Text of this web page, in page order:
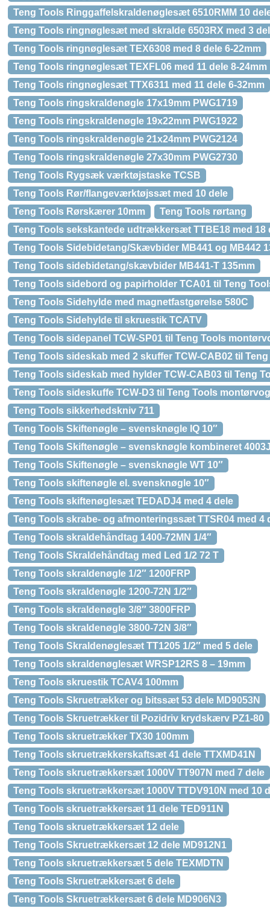
Teng Tools Ringgaffelskraldenøglesæt 6510RMM 10
Teng Tools ringnøglesæt med skralde 6503RX med 3
Teng Tools ringnøglesæt TEX6308 med 8 dele 6-22mm
Teng Tools ringnøglesæt TEXFL06 med 11 dele 8-24mm
Teng Tools ringnøglesæt TTX6311 med 11 dele 6-32mm
Teng Tools ringskraldenøgle 17x19mm PWG1719
Teng Tools ringskraldenøgle 19x22mm PWG1922
Teng Tools ringskraldenøgle 21x24mm PWG2124
Teng Tools ringskraldenøgle 27x30mm PWG2730
Teng Tools Rygsæk værktøjstaske TCSB
Teng Tools Rør/flangeværktøjssæt med 10 dele
Teng Tools Rørskærer 10mm
Teng Tools rørtang
Teng Tools sekskantede udtrækkersæt TTBE18 med 18
Teng Tools Sidebidetang/Skævbider MB441 og MB442
Teng Tools sidebidetang/skævbider MB441-T 135mm
Teng Tools sidebord og papirholder TCA01 til Teng
Teng Tools Sidehylde med magnetfastgørelse 580C
Teng Tools Sidehylde til skruestik TCATV
Teng Tools sidepanel TCW-SP01 til Teng Tools
Teng Tools sideskab med 2 skuffer TCW-CAB02 til
Teng Tools sideskab med hylder TCW-CAB03 til Teng
Teng Tools sideskuffe TCW-D3 til Teng Tools
Teng Tools sikkerhedskniv 711
Teng Tools Skiftenøgle – svensknøgle IQ 10″
Teng Tools Skiftenøgle – svensknøgle kombineret
Teng Tools Skiftenøgle – svensknøgle WT 10″
Teng Tools skiftenøgle el. svensknøgle 10″
Teng Tools skiftenøglesæt TEDADJ4 med 4 dele
Teng Tools skrabe- og afmonteringssæt TTSR04 med 4
Teng Tools skraldehåndtag 1400-72MN 1/4″
Teng Tools Skraldehåndtag med Led 1/2 72 T
Teng Tools skraldenøgle 1/2″ 1200FRP
Teng Tools skraldenøgle 1200-72N 1/2″
Teng Tools skraldenøgle 3/8″ 3800FRP
Teng Tools skraldenøgle 3800-72N 3/8″
Teng Tools Skraldenøglesæt TT1205 1/2″ med 5 dele
Teng Tools skraldenøglesæt WRSP12RS 8 – 19mm
Teng Tools skruestik TCAV4 100mm
Teng Tools Skruetrækker og bitssæt 53 dele MD9053N
Teng Tools Skruetrækker til Pozidriv krydskærv PZ1-80
Teng Tools skruetrækker TX30 100mm
Teng Tools skruetrækkerskaftsæt 41 dele TTXMD41N
Teng Tools skruetrækkersæt 1000V TT907N med 7 dele
Teng Tools skruetrækkersæt 1000V TTDV910N med 10
Teng Tools skruetrækkersæt 11 dele TED911N
Teng Tools skruetrækkersæt 12 dele
Teng Tools Skruetrækkersæt 12 dele MD912N1
Teng Tools skruetrækkersæt 5 dele TEXMDTN
Teng Tools Skruetrækkersæt 6 dele
Teng Tools Skruetrækkersæt 6 dele MD906N3